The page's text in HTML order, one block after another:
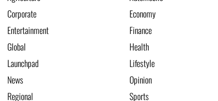
Corporate
Economy
Entertainment
Finance
Global
Health
Launchpad
Lifestyle
News
Opinion
Regional
Sports